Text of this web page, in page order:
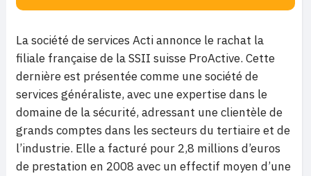
La société de services Acti annonce le rachat la
filiale française de la SSII suisse ProActive. Cette
dernière est présentée comme une société de
services généraliste, avec une expertise dans le
domaine de la sécurité, adressant une clientèle de
grands comptes dans les secteurs du tertiaire et de
l’industrie. Elle a facturé pour 2,8 millions d’euros
de prestation en 2008 avec un effectif moyen d’une